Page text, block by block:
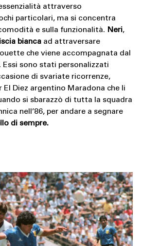
attraverso
particolari, ma si concentra
e sulla funzionalità. Neri,
biancaad attraversare
che viene accompagnata dal
Essi sono stati personalizzati
di svariate ricorrenze,
El Diez argentino Maradona che li
si sbarazzò di tutta la squadra
nell’86, per andare a segnare
di sempre.